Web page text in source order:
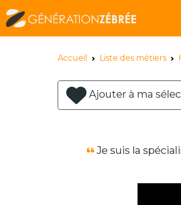
Accueil Liste des métiers
Ajouter à ma
Je suis la